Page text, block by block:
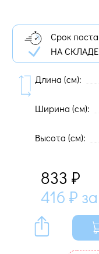
Срок
НА
Длина (cм):
Ширина (cм):
Высота (cм):
833 ₽
416 ₽